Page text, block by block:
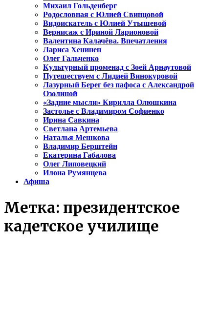
Михаил Гольденберг
Родословная с Юлией Свинцовой
Видоискатель с Юлией Утышевой
Вернисаж с Ириной Ларионовой
Валентина Калачёва. Впечатления
Лариса Хенинен
Олег Гальченко
Культурный променад с Зоей Арнаутовой
Путешествуем с Лидией Винокуровой
Лазурный Берег без пафоса с Александрой
Озолиной
«Задние мысли» Кирилла Олюшкина
Застолье с Владимиром Софиенко
Ирина Савкина
Светлана Артемьева
Наталья Мешкова
Владимир Берштейн
Екатерина Габалова
Олег Липовецкий
Илона Румянцева
Афиша
Метка: президентское
кадетское училище